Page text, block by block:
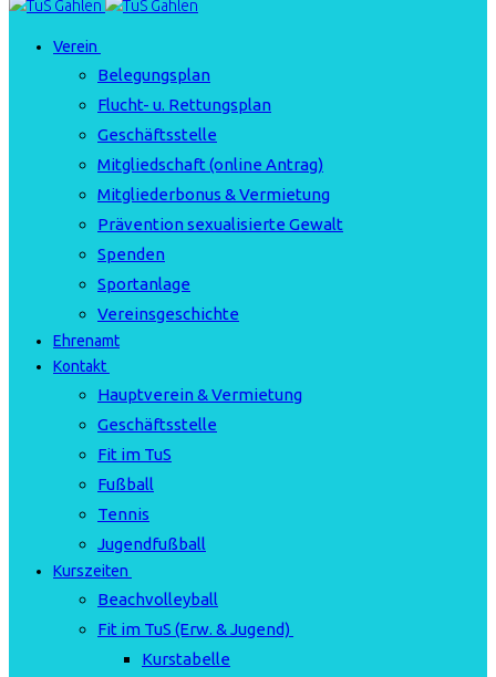
Verein
Belegungsplan
Flucht- u. Rettungsplan
Geschäftsstelle
Mitgliedschaft (online Antrag)
Mitgliederbonus & Vermietung
Prävention sexualisierte Gewalt
Spenden
Sportanlage
Vereinsgeschichte
Ehrenamt
Kontakt
Hauptverein & Vermietung
Geschäftsstelle
Fit im TuS
Fußball
Tennis
Jugendfußball
Kurszeiten
Beachvolleyball
Fit im TuS (Erw. & Jugend)
Kurstabelle